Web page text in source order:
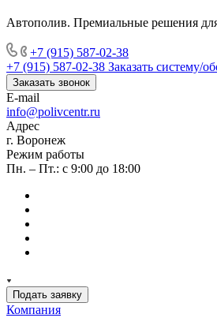
Автополив. Премиальные решения
+7 (915) 587-02-38
+7 (915) 587-02-38 Заказать систему/
Заказать звонок
E-mail
info@polivcentr.ru
Адрес
г. Воронеж
Режим работы
Пн. – Пт.: с 9:00 до 18:00
Подать заявку
Компания